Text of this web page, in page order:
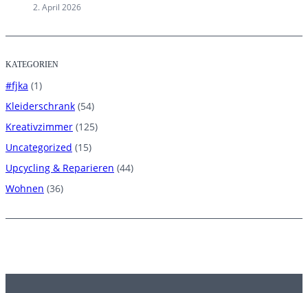
2. April 2026
KATEGORIEN
#fjka (1)
Kleiderschrank (54)
Kreativzimmer (125)
Uncategorized (15)
Upcycling & Reparieren (44)
Wohnen (36)